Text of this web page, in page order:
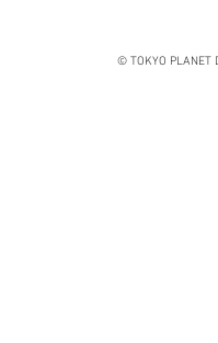
© TOKYO PLANET